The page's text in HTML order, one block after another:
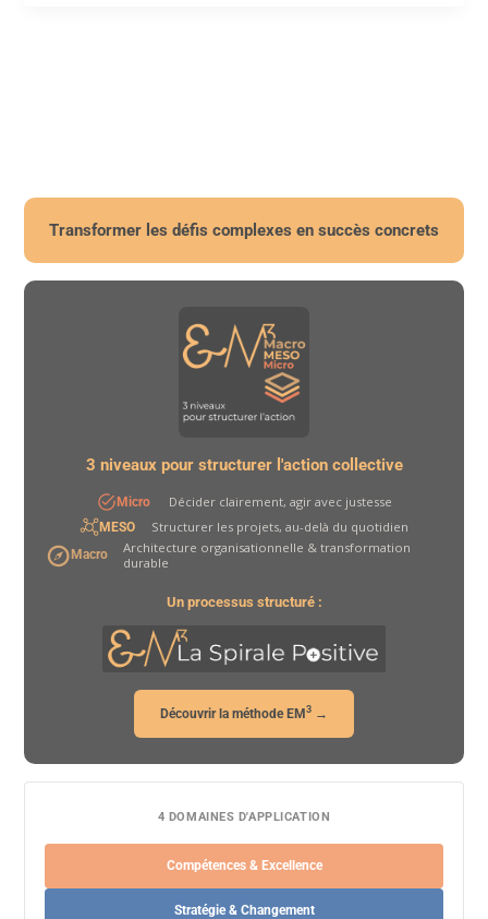
Transformer les défis complexes en succès concrets
3 niveaux pour structurer l'action collective
Micro Décider clairement, agir avec justesse
MESO Structurer les projets, au-delà du quotidien
Macro
Architecture organisationnelle & transformation
durable
Un processus structuré :
Découvrir la méthode EM3 →
4 DOMAINES D'APPLICATION
Compétences & Excellence
Stratégie & Changement